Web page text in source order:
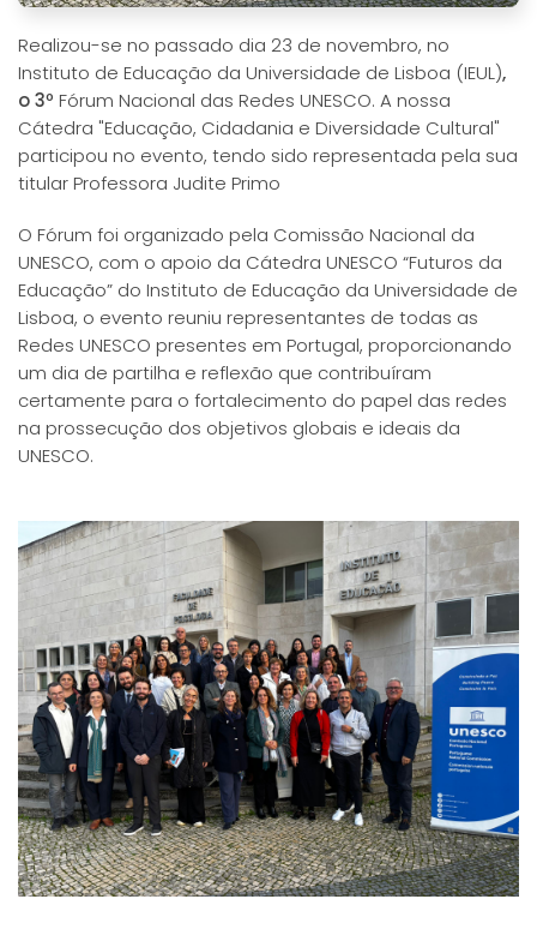
Realizou-se no passado dia 23 de novembro, no
Instituto de Educação da Universidade de Lisboa (IEUL),
o 3º Fórum Nacional das Redes UNESCO. A nossa
Cátedra "Educação, Cidadania e Diversidade Cultural"
participou no evento, tendo sido representada pela sua
titular Professora Judite Primo
O Fórum foi organizado pela Comissão Nacional da
UNESCO, com o apoio da Cátedra UNESCO “Futuros da
Educação” do Instituto de Educação da Universidade de
Lisboa, o evento reuniu representantes de todas as
Redes UNESCO presentes em Portugal, proporcionando
um dia de partilha e reflexão que contribuíram
certamente para o fortalecimento do papel das redes
na prossecução dos objetivos globais e ideais da
UNESCO.